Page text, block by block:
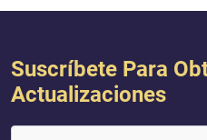
Suscríbete Para
Actualizaciones